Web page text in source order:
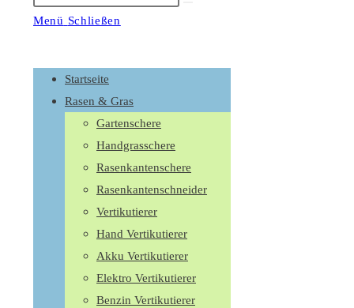
Menü Schließen
Button
einzuklappen
Startseite
Rasen & Gras
Gartenschere
Handgrasschere
Rasenkantenschere
Rasenkantenschneider
Vertikutierer
Hand Vertikutierer
Akku Vertikutierer
Elektro Vertikutierer
Benzin Vertikutierer